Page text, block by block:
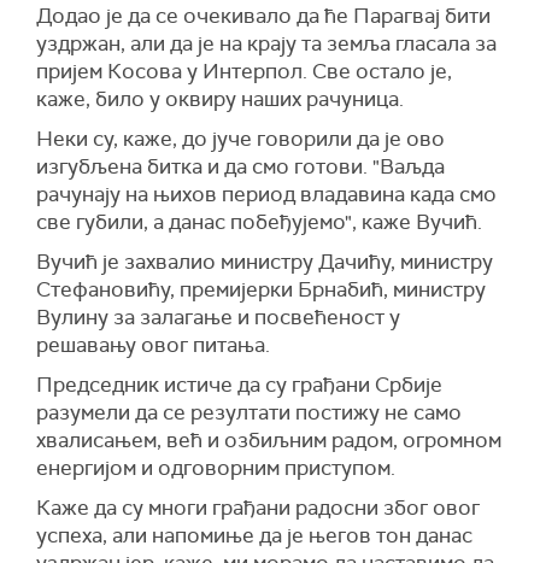
Додао је да се очекивало да ће Парагвај бити
уздржан, али да је на крају та земља гласала за
пријем Косова у Интерпол. Све остало је,
каже, било у оквиру наших рачуница.
Неки су, каже, до јуче говорили да је ово
изгубљена битка и да смо готови. "Ваљда
рачунају на њихов период владавина када смо
све губили, а данас побеђујемо", каже Вучић.
Вучић је захвалио министру Дачићу, министру
Стефановићу, премијерки Брнабић, министру
Вулину за залагање и посвећеност у
решавању овог питања.
Председник истиче да су грађани Србије
разумели да се резултати постижу не само
хвалисањем, већ и озбиљним радом, огромном
енергијом и одговорним приступом.
Каже да су многи грађани радосни због овог
успеха, али напомиње да је његов тон данас